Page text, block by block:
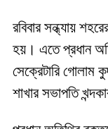
রবিবার সন্ধ্যায়
হয়। এতে প্রধান
সেক্রেটারি গোলাম
শাখার সভাপতি